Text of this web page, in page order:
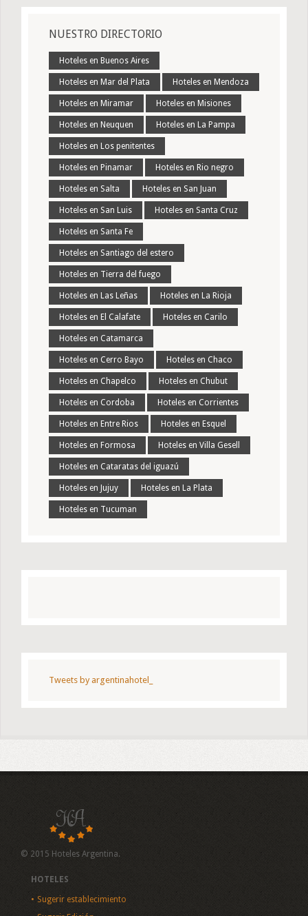
NUESTRO DIRECTORIO
Hoteles en Buenos Aires
Hoteles en Mar del Plata Hoteles en Mendoza
Hoteles en Miramar Hoteles en Misiones
Hoteles en Neuquen Hoteles en La Pampa
Hoteles en Los penitentes
Hoteles en Pinamar Hoteles en Rio negro
Hoteles en Salta Hoteles en San Juan
Hoteles en San Luis Hoteles en Santa Cruz
Hoteles en Santa Fe
Hoteles en Santiago del estero
Hoteles en Tierra del fuego
Hoteles en Las Leñas Hoteles en La Rioja
Hoteles en El Calafate Hoteles en Carilo
Hoteles en Catamarca
Hoteles en Cerro Bayo Hoteles en Chaco
Hoteles en Chapelco Hoteles en Chubut
Hoteles en Cordoba Hoteles en Corrientes
Hoteles en Entre Rios Hoteles en Esquel
Hoteles en Formosa Hoteles en Villa Gesell
Hoteles en Cataratas del iguazú
Hoteles en Jujuy Hoteles en La Plata
Hoteles en Tucuman
Tweets by argentinahotel_
© 2015 Hoteles Argentina.
HOTELES
Sugerir establecimiento